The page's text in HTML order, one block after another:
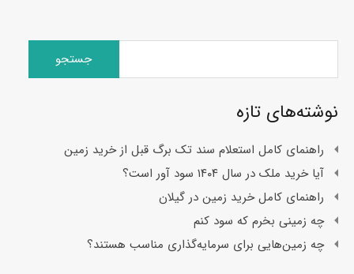
جستجو
نوشته‌های تازه
راهنمای کامل استعلام سند تک برگ قبل از خرید زمین
آیا خرید ملک در سال ۱۴۰۴ سود آور است؟
راهنمای کامل خرید زمین در گیلان
چه زمینی بخرم که سود کنم
چه زمین‌هایی برای سرمایه‌گذاری مناسب هستند؟